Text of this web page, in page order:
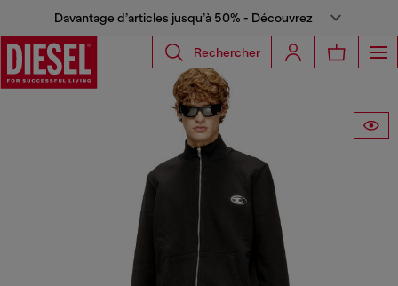
Davantage d’articles jusqu’à 50% - Découvrez
Rechercher